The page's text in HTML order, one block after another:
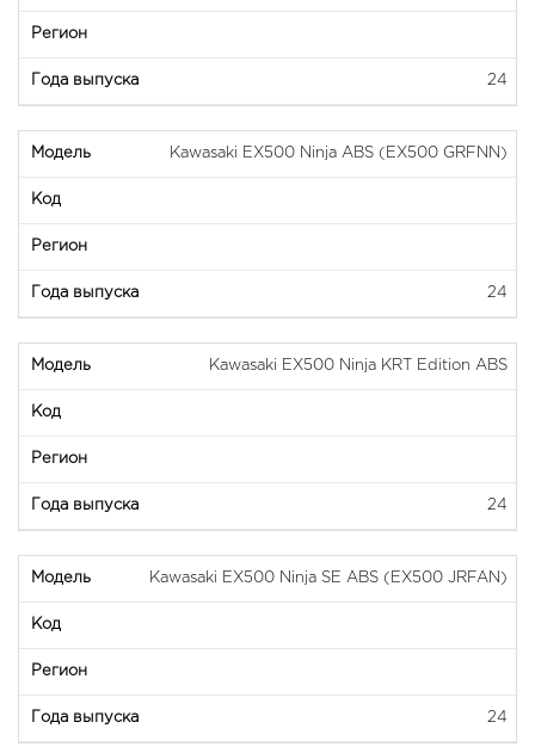
24
Kawasaki EX500 Ninja ABS (EX500 GRFNN)
24
Kawasaki EX500 Ninja KRT Edition ABS
24
Kawasaki EX500 Ninja SE ABS (EX500 JRFAN)
24